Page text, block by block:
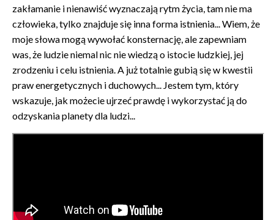
zakłamanie i nienawiść wyznaczają rytm życia, tam nie ma
człowieka, tylko znajduje się inna forma istnienia... Wiem, że
moje słowa mogą wywołać konsternację, ale zapewniam
was, że ludzie niemal nic nie wiedzą o istocie ludzkiej, jej
zrodzeniu i celu istnienia. A już totalnie gubią się w kwestii
praw energetycznych i duchowych... Jestem tym, który
wskazuje, jak możecie ujrzeć prawdę i wykorzystać ją do
odzyskania planety dla ludzi...